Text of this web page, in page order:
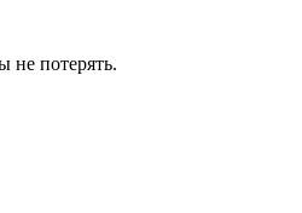
не потерять.